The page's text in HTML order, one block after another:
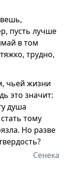
пусть лучше
в том
трудно,
чьей жизни
это значит:
душа
тому
Но разве
Сенека